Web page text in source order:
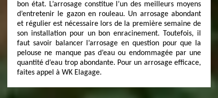
bon état. L’arrosage constitue l’un des meilleurs moyens
d’entretenir le gazon en rouleau. Un arrosage abondant
et régulier est nécessaire lors de la première semaine de
son installation pour un bon enracinement. Toutefois, il
faut savoir balancer l’arrosage en question pour que la
pelouse ne manque pas d’eau ou endommagée par une
quantité d’eau trop abondante. Pour un arrosage efficace,
faites appel à WK Elagage.